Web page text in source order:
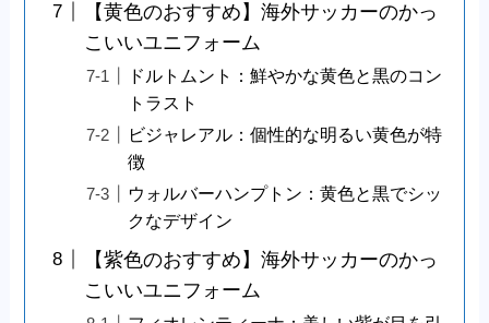
【黄色のおすすめ】海外サッカーのかっ
こいいユニフォーム
ドルトムント：鮮やかな黄色と黒のコン
トラスト
ビジャレアル：個性的な明るい黄色が特
徴
ウォルバーハンプトン：黄色と黒でシッ
クなデザイン
【紫色のおすすめ】海外サッカーのかっ
こいいユニフォーム